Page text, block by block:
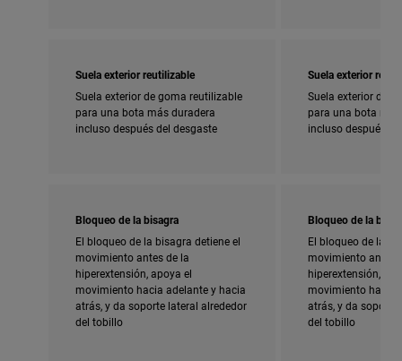
Suela exterior reutilizable
Suela exterior de goma reutilizable
para una bota más duradera
incluso después del desgaste
Suela exterior
Suela exterior de
para una bota
incluso después
Bloqueo de la bisagra
El bloqueo de la bisagra detiene el
movimiento antes de la
hiperextensión, apoya el
movimiento hacia adelante y hacia
atrás, y da soporte lateral alrededor
del tobillo
Bloqueo de la
El bloqueo de la
movimiento antes
hiperextensión,
movimiento hacia
atrás, y da soporte
del tobillo